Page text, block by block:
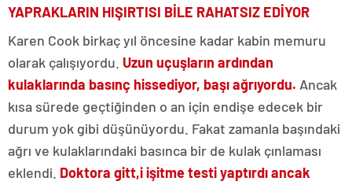
YAPRAKLARIN HIŞIRTISI BİLE RAHATSIZ EDİYOR
Karen Cook birkaç yıl öncesine kadar kabin memuru
olarak çalışıyordu. Uzun uçuşların ardından
kulaklarında basınç hissediyor, başı ağrıyordu. Ancak
kısa sürede geçtiğinden o an için endişe edecek bir
durum yok gibi düşünüyordu. Fakat zamanla başındaki
ağrı ve kulaklarındaki basınca bir de kulak çınlaması
eklendi. Doktora gitt,i işitme testi yaptırdı ancak